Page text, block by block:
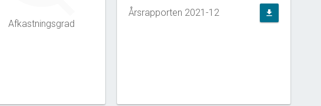
Afkastningsgrad
Årsrapporten 2021-12 file_download